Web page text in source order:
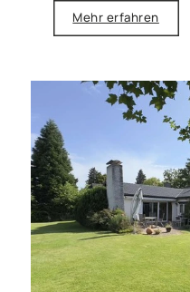
Mehr erfahren